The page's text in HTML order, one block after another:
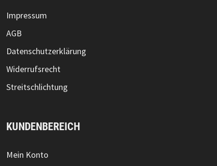
Impressum
AGB
Datenschutzerklärung
Widerrufsrecht
Streitschlichtung
KUNDENBEREICH
Mein Konto